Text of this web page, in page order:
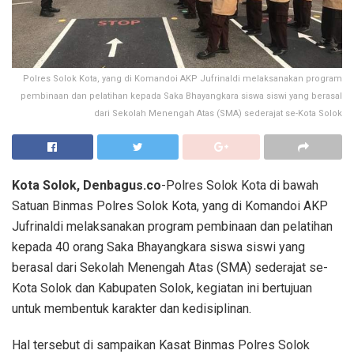
Polres Solok Kota, yang di Komandoi AKP Jufrinaldi melaksanakan program
pembinaan dan pelatihan kepada Saka Bhayangkara siswa siswi yang berasal
dari Sekolah Menengah Atas (SMA) sederajat se-Kota Solok
Kota Solok, Denbagus.co-Polres Solok Kota di bawah
Satuan Binmas Polres Solok Kota, yang di Komandoi AKP
Jufrinaldi melaksanakan program pembinaan dan pelatihan
kepada 40 orang Saka Bhayangkara siswa siswi yang
berasal dari Sekolah Menengah Atas (SMA) sederajat se-
Kota Solok dan Kabupaten Solok, kegiatan ini bertujuan
untuk membentuk karakter dan kedisiplinan.
Hal tersebut di sampaikan Kasat Binmas Polres Solok